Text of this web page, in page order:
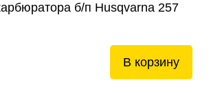
б/п Husqvarna 257
В корзину